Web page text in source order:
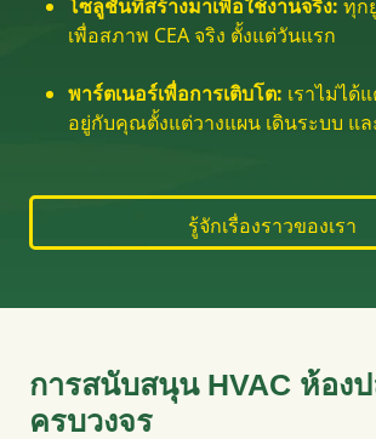
โซลูชันที่สร้างมาเพื่อใช้งานจริง: ทุก
เพื่อสภาพ CEA จริง ตั้งแต่วันแรก
พาร์ตเนอร์เพื่อการเติบโต: เราไม่ได้
อยู่กับคุณตั้งแต่วางแผน เดินระบบ แล
รู้จักเรื่องราวของเรา
การสนับสนุน HVAC ห้อง
ครบวงจร